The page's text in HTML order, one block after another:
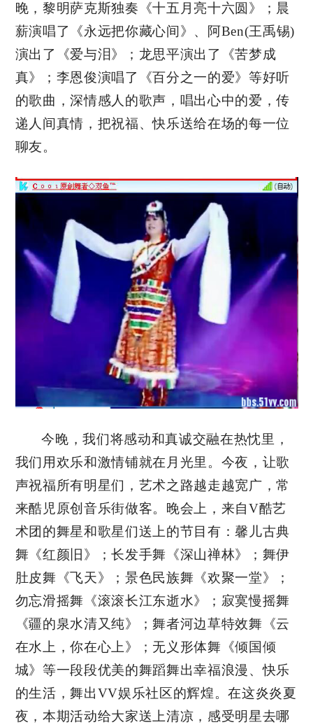
晚，黎明萨克斯独奏《十五月亮十六圆》；晨
薪演唱了《永远把你藏心间》、阿Ben(王禹锡)
演出了《爱与泪》；龙思平演出了《苦梦成
真》；李恩俊演唱了《百分之一的爱》等好听
的歌曲，深情感人的歌声，唱出心中的爱，传
递人间真情，把祝福、快乐送给在场的每一位
聊友。
今晚，我们将感动和真诚交融在热忱里，
我们用欢乐和激情铺就在月光里。今夜，让歌
声祝福所有明星们，艺术之路越走越宽广，常
来酷児原创音乐街做客。晚会上，来自V酷艺
术团的舞星和歌星们送上的节目有：馨儿古典
舞《红颜旧》；长发手舞《深山禅林》；舞伊
肚皮舞《飞天》；景色民族舞《欢聚一堂》；
勿忘滑摇舞《滚滚长江东逝水》；寂寞慢摇舞
《疆的泉水清又纯》；舞者河边草特效舞《云
在水上，你在心上》；无义形体舞《倾国倾
城》等一段段优美的舞蹈舞出幸福浪漫、快乐
的生活，舞出VV娱乐社区的辉煌。在这炎炎夏
夜，本期活动给大家送上清凉，感受明星去哪